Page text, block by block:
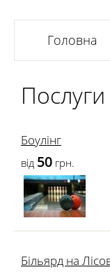
Головна
Послуги
Боулінг
від 50 грн.
Більярд на